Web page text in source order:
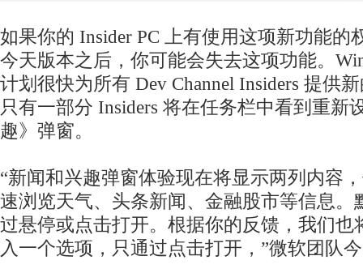
如果你的 Insider PC 上有使用这项新功能的
今天版本之后，你可能会失去这项功能。
计划很快为所有 Dev Channel Insiders 提供
只有一部分 Insiders 将在任务栏中看到重新
趣》弹窗。
“新闻和兴趣弹窗体验现在将显示两列内容
速浏览天气、头条新闻、金融股市等信息。
过悬停或点击打开。根据你的反馈，我们也
入一个选项，只通过点击打开，”微软团队